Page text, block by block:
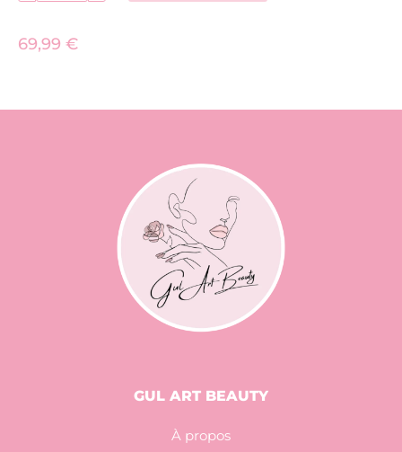
69,99 €
GUL ART BEAUTY
À propos